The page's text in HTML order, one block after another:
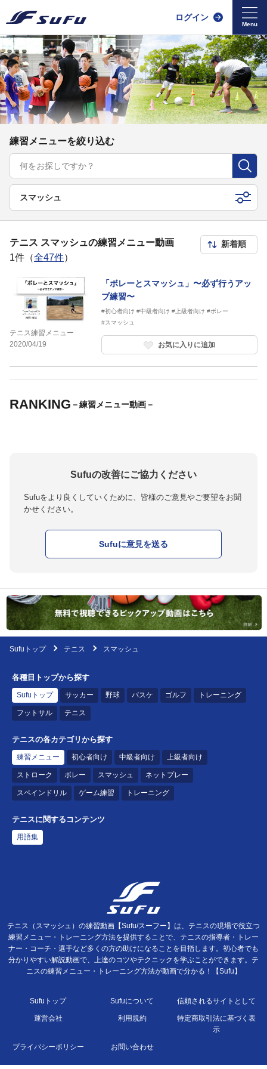
ログイン
練習メニューを絞り込む
スマッシュ
テニス スマッシュの練習メニュー動画
1件（全47件）
テニス練習メニュー
2020/04/19
「ボレーとスマッシュ」〜必ず行うアッ
プ練習〜
#初心者向け #中級者向け #上級者向け #ボレー
#スマッシュ
お気に入りに追加
RANKING －練習メニュー動画－
Sufuの改善にご協力ください
Sufuをより良くしていくために、皆様のご意見やご要望をお聞
かせください。
Sufuに意見を送る
Sufuトップ テニス スマッシュ
各種目トップから探す
Sufuトップ サッカー 野球 バスケ ゴルフ トレーニング
フットサル テニス
テニスの各カテゴリから探す
練習メニュー 初心者向け 中級者向け 上級者向け
ストローク ボレー スマッシュ ネットプレー
スペインドリル ゲーム練習 トレーニング
テニスに関するコンテンツ
用語集
テニス（スマッシュ）の練習動画【Sufu/スーフー】は、テニスの現場で役立つ
練習メニュー・トレーニング方法を提供することで、テニスの指導者・トレー
ナー・コーチ・選手など多くの方の助けになることを目指します。初心者でも
分かりやすい解説動画で、上達のコツやテクニックを学ぶことができます。テ
ニスの練習メニュー・トレーニング方法が動画で分かる！【Sufu】
Sufuトップ Sufuについて 信頼されるサイトとして
運営会社 利用規約
特定商取引法に基づく表
示
プライバシーポリシー お問い合わせ